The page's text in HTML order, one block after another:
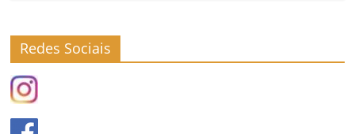
Redes Sociais